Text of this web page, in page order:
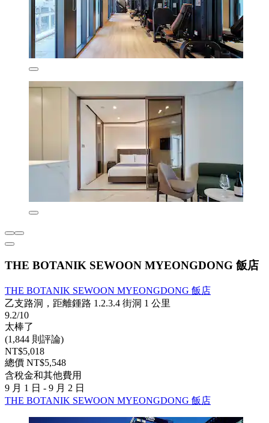
THE BOTANIK SEWOON MYEONGDONG 飯店
THE BOTANIK SEWOON MYEONGDONG 飯店
乙支路洞，距離鍾路 1.2.3.4 街洞 1 公里
9.2/10
太棒了
(1,844 則評論)
NT$5,018
總價 NT$5,548
含稅金和其他費用
9 月 1 日 - 9 月 2 日
THE BOTANIK SEWOON MYEONGDONG 飯店